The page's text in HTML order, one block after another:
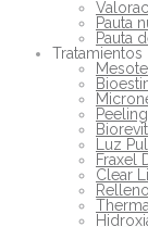
Pauta
Pauta
Tratamientos
Peeling
Luz
Fraxel
Clear